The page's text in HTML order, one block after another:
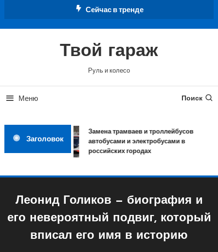
Сейчас в тренде
Твой гараж
Руль и колесо
Меню Поиск
Заголовок
Замена трамваев и троллейбусов
автобусами и электробусами в
российских городах
Леонид Голиков — биография и
его невероятный подвиг, который
вписал его имя в историю